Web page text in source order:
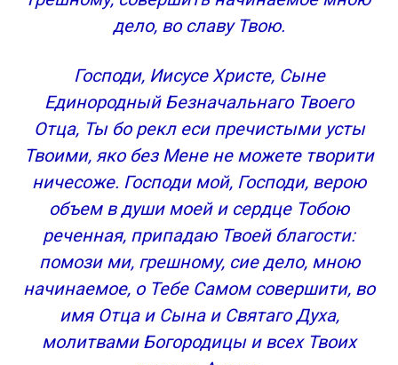
дело, во славу Твою.
Господи, Иисусе Христе, Сыне
Единородный Безначальнаго Твоего
Отца, Ты бо рекл еси пречистыми усты
Твоими, яко без Мене не можете творити
ничесоже. Господи мой, Господи, верою
объем в души моей и сердце Тобою
реченная, припадаю Твоей благости:
помози ми, грешному, сие дело, мною
начинаемое, о Тебе Самом совершити, во
имя Отца и Сына и Святаго Духа,
молитвами Богородицы и всех Твоих